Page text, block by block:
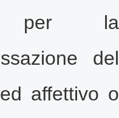
per la
del
affettivo o